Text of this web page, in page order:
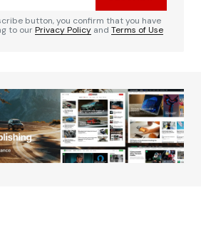
*
button, you confirm that you have
to ourPrivacy Policy and Terms of Use